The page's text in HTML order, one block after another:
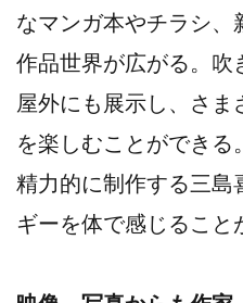
なマンガ本やチラシ、
作品世界が広がる。吹
屋外にも展示し、さ
を楽しむことができる
精力的に制作する三島
ギーを体で感じること